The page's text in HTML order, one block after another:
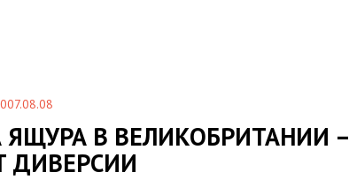
В ВЕЛИКОБРИТАНИИ –
ДИВЕРСИИ